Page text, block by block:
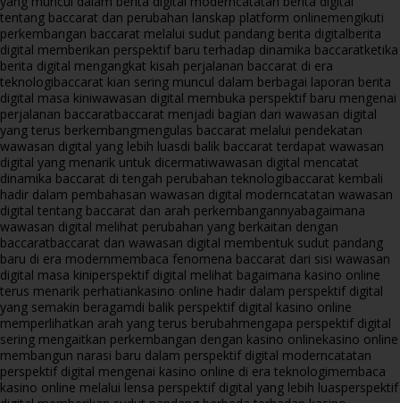
tentang baccarat dan perubahan lanskap platform onlinemengikuti
perkembangan baccarat melalui sudut pandang berita digitalberita
digital memberikan perspektif baru terhadap dinamika baccaratketika
berita digital mengangkat kisah perjalanan baccarat di era
teknologibaccarat kian sering muncul dalam berbagai laporan berita
digital masa kiniwawasan digital membuka perspektif baru mengenai
perjalanan baccaratbaccarat menjadi bagian dari wawasan digital
yang terus berkembangmengulas baccarat melalui pendekatan
wawasan digital yang lebih luasdi balik baccarat terdapat wawasan
digital yang menarik untuk dicermatiwawasan digital mencatat
dinamika baccarat di tengah perubahan teknologibaccarat kembali
hadir dalam pembahasan wawasan digital moderncatatan wawasan
digital tentang baccarat dan arah perkembangannyabagaimana
wawasan digital melihat perubahan yang berkaitan dengan
baccaratbaccarat dan wawasan digital membentuk sudut pandang
baru di era modernmembaca fenomena baccarat dari sisi wawasan
digital masa kiniperspektif digital melihat bagaimana kasino online
terus menarik perhatiankasino online hadir dalam perspektif digital
yang semakin beragamdi balik perspektif digital kasino online
memperlihatkan arah yang terus berubahmengapa perspektif digital
sering mengaitkan perkembangan dengan kasino onlinekasino online
membangun narasi baru dalam perspektif digital moderncatatan
perspektif digital mengenai kasino online di era teknologimembaca
kasino online melalui lensa perspektif digital yang lebih luasperspektif